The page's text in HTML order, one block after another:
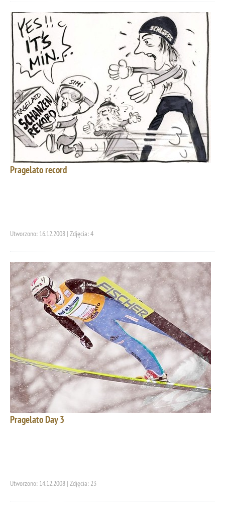
Pragelato record
Utworzono: 16.12.2008 | Zdjęcia: 4
Pragelato Day 3
Utworzono: 14.12.2008 | Zdjęcia: 23